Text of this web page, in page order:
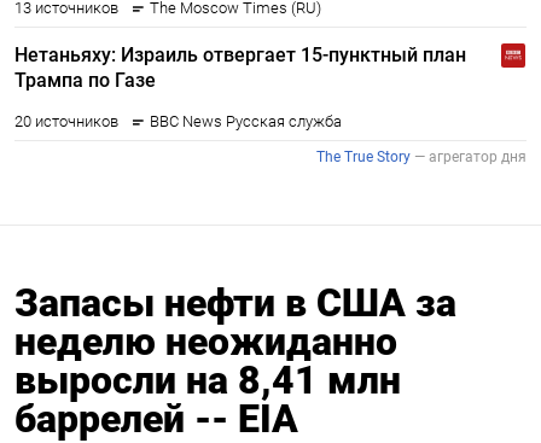
Запасы нефти в США за
неделю неожиданно
выросли на 8,41 млн
баррелей -- EIA